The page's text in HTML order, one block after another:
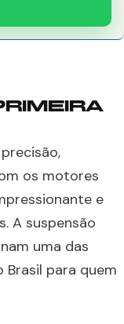
os motores
e
A suspensão
uma das
Brasil para quem